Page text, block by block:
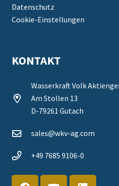
Datenschutz
Cookie-Einstellungen
KONTAKT
Wasserkraft Volk
Am Stollen 13
D-79261 Gutach
sales@wkv-ag.com
+49 7685 9106-0